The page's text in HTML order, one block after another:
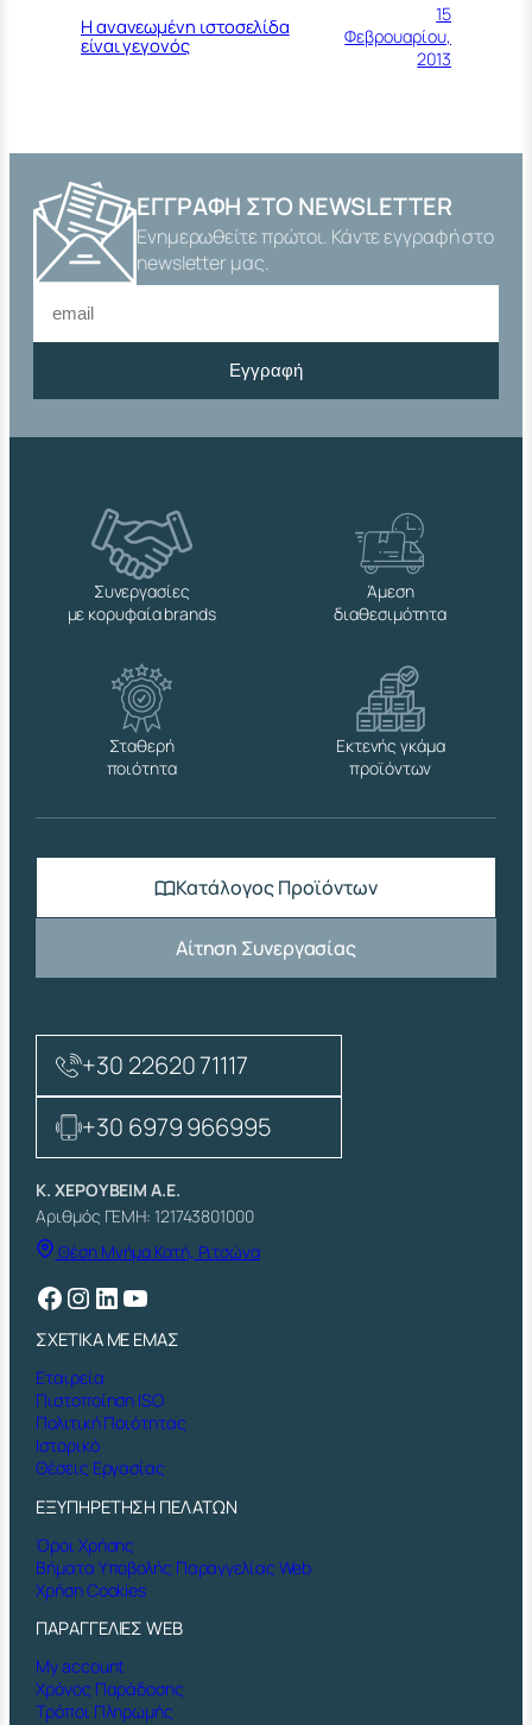
Η ανανεωμένη ιστοσελίδα
είναι γεγονός
15
Φεβρουαρίου,
2013
ΕΓΓΡΑΦΉ ΣΤΟ NEWSLETTER
Ενημερωθείτε πρώτοι. Κάντε εγγραφή στο
newsletter μας.
Εγγραφή
Συνεργασίες
με κορυφαία brands
Άμεση
διαθεσιμότητα
Σταθερή
ποιότητα
Εκτενής γκάμα
προϊόντων
Κατάλογος Προϊόντων
Αίτηση Συνεργασίας
+30 22620 71117
+30 6979 966995
Κ. ΧΕΡΟΥΒΕΙΜ Α.Ε.
Αριθμός ΓΕΜΗ: 121743801000
Θέση Μνήμα Κατή, Ριτσώνα
Facebook Instagram Linkedin YouTube
ΣΧΕΤΙΚΑ ΜΕ ΕΜΑΣ
Εταιρεία
Πιστοποίηση ISO
Πολιτική Ποιότητας
Ιστορικό
Θέσεις Εργασίας
ΕΞΥΠΗΡΕΤΗΣΗ ΠΕΛΑΤΩΝ
Όροι Χρήσης
Βήματα Υποβολής Παραγγελίας Web
Χρήση Cookies
ΠΑΡΑΓΓΕΛΙΕΣ WEB
My account
Χρόνος Παράδοσης
Τρόποι Πληρωμής